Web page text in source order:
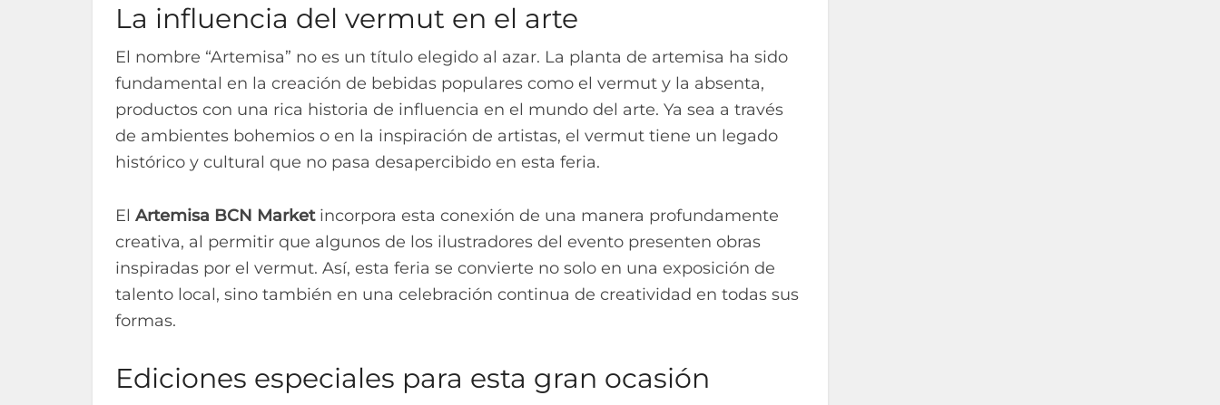
La influencia del vermut en el arte
El nombre “Artemisa” no es un título elegido al azar. La planta de artemisa ha sido
fundamental en la creación de bebidas populares como el vermut y la absenta,
productos con una rica historia de influencia en el mundo del arte. Ya sea a través
de ambientes bohemios o en la inspiración de artistas, el vermut tiene un legado
histórico y cultural que no pasa desapercibido en esta feria.
El Artemisa BCN Marketincorpora esta conexión de una manera profundamente
creativa, al permitir que algunos de los ilustradores del evento presenten obras
inspiradas por el vermut. Así, esta feria se convierte no solo en una exposición de
talento local, sino también en una celebración continua de creatividad en todas sus
formas.
Ediciones especiales para esta gran ocasión